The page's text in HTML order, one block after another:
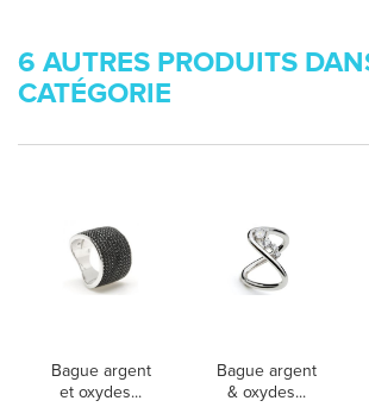
6 AUTRES PRODUITS
CATÉGORIE
Bague argent
et oxydes...
Bague argent
& oxydes...